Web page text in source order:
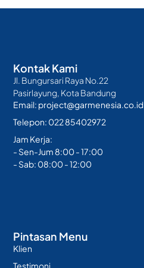
Pintasan Menu
Klien
Kontak Kami
Jl. Bungursari Raya No.22
Pasirlayung, Kota Bandung
Email: project@garmenesia.co.id
Telepon: 022 85402972
Jam Kerja:
- Sen-Jum 8:00 - 17:00
- Sab: 08:00 - 12:00